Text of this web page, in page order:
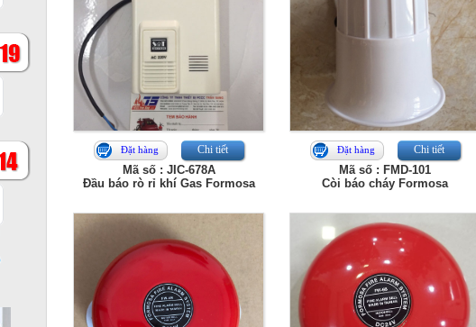
Đặt hàng Chi tiết
Mã số : JIC-678A
Đầu báo rò rỉ khí Gas Formosa
Đặt hàng Chi tiết
Mã số : FMD-101
Còi báo cháy Formosa